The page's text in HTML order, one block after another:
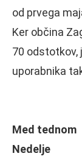
od prvega
Ker občina
70 odstotkov,
uporabnika
Med tednom
Nedelje